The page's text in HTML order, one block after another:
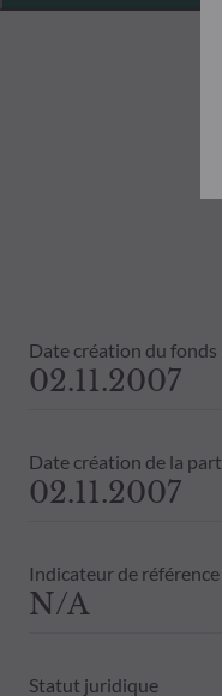
Date création du fonds
02.11.2007
Date création de la part
02.11.2007
Indicateur de référence
N/A
Statut juridique